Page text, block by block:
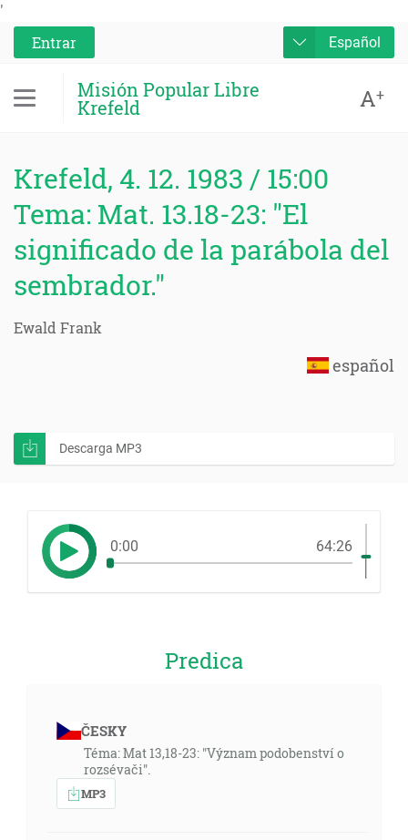
'
Entrar
Español
Misión Popular Libre
Krefeld A+
Krefeld, 4. 12. 1983 / 15:00
Tema: Mat. 13.18-23: "El
significado de la parábola del
sembrador."
Ewald Frank
español
Descarga MP3
0:00 64:26
Predica
ČESKY
Téma: Mat 13,18-23: "Význam podobenství o
rozsévači".
MP3